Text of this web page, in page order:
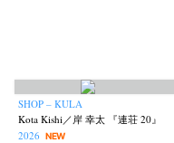
SHOP – KULA
Kota Kishi／岸 幸太 『連荘 20』
2026
NEW